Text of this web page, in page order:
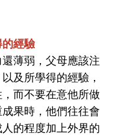
經驗
薄弱，父母應該注
及所學得的經驗，
而不要在意他所做
果時，他們往往會
的程度加上外界的